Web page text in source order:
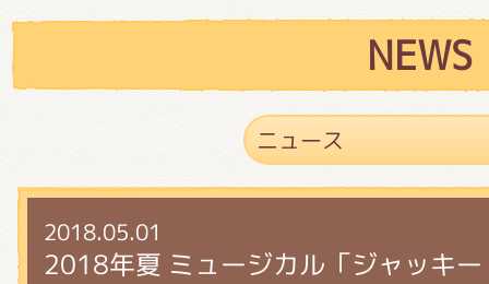
NEWS
2018.05.01
2018年夏 ミュージカル「ジャッキ
スタッフブログ
絵本・作家紹介